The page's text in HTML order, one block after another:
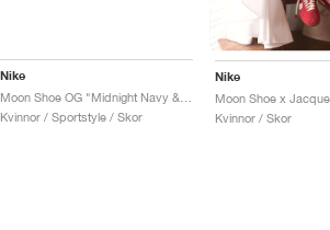
Nike
Kvinnor / Sportstyle / Skor
Nike
Kvinnor / Skor